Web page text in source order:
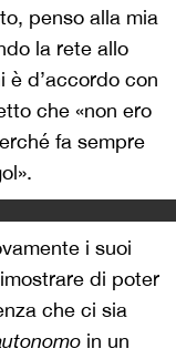
penso alla mia
la rete allo
è d’accordo con
che «non ero
fa sempre
i suoi
di poter
che ci sia
in un